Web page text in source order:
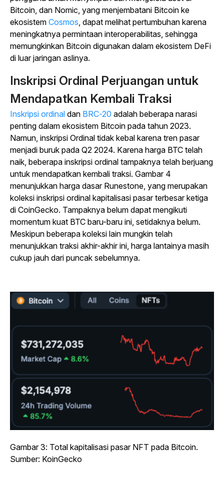
Bitcoin, dan Nomic, yang menjembatani Bitcoin ke
ekosistem Cosmos, dapat melihat pertumbuhan karena
meningkatnya permintaan interoperabilitas, sehingga
memungkinkan Bitcoin digunakan dalam ekosistem DeFi
di luar jaringan aslinya.
Inskripsi Ordinal Perjuangan untuk
Mendapatkan Kembali Traksi
Inskripsi ordinal dan BRC-20 adalah beberapa narasi
penting dalam ekosistem Bitcoin pada tahun 2023.
Namun, inskripsi Ordinal tidak kebal karena tren pasar
menjadi buruk pada Q2 2024. Karena harga BTC telah
naik, beberapa inskripsi ordinal tampaknya telah berjuang
untuk mendapatkan kembali traksi. Gambar 4
menunjukkan harga dasar Runestone, yang merupakan
koleksi inskripsi ordinal kapitalisasi pasar terbesar ketiga
di CoinGecko. Tampaknya belum dapat mengikuti
momentum kuat BTC baru-baru ini, setidaknya belum.
Meskipun beberapa koleksi lain mungkin telah
menunjukkan traksi akhir-akhir ini, harga lantainya masih
cukup jauh dari puncak sebelumnya.
Gambar 3: Total kapitalisasi pasar NFT pada Bitcoin.
Sumber: KoinGecko